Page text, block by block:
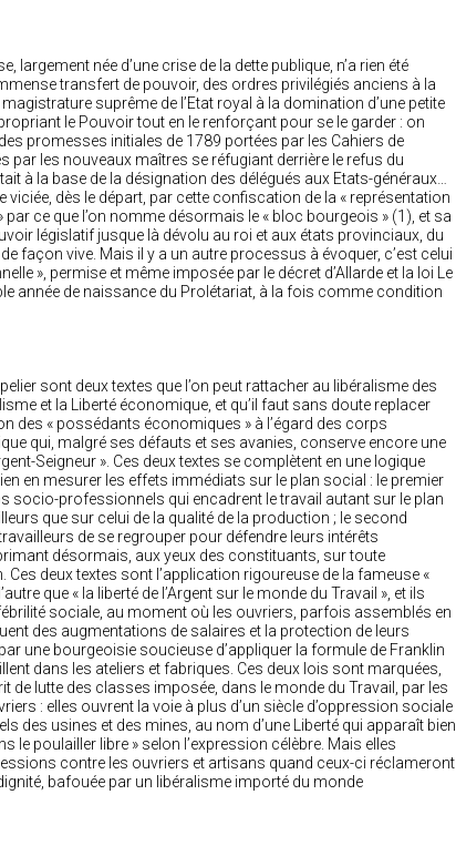
largement née d’une crise de la dette publique, n’a rien été
transfert de pouvoir, des ordres privilégiés anciens à la
suprême de l’Etat royal à la domination d’une petite
le Pouvoir tout en le renforçant pour se le garder : on
promesses initiales de 1789 portées par les Cahiers de
par les nouveaux maîtres se réfugiant derrière le refus du
à la base de la désignation des délégués aux Etats-généraux…
viciée, dès le départ, par cette confiscation de la « représentation
ce que l’on nomme désormais le « bloc bourgeois » (1), et sa
législatif jusque là dévolu au roi et aux états provinciaux, du
façon vive. Mais il y a un autre processus à évoquer, c’est celui
», permise et même imposée par le décret d’Allarde et la loi Le
année de naissance du Prolétariat, à la fois comme condition
sont deux textes que l’on peut rattacher au libéralisme des
et la Liberté économique, et qu’il faut sans doute replacer
des « possédants économiques » à l’égard des corps
qui, malgré ses défauts et ses avanies, conserve encore une
Seigneur ». Ces deux textes se complètent en une logique
en mesurer les effets immédiats sur le plan social : le premier
socio-professionnels qui encadrent le travail autant sur le plan
que sur celui de la qualité de la production ; le second
de se regrouper pour défendre leurs intérêts
désormais, aux yeux des constituants, sur toute
deux textes sont l’application rigoureuse de la fameuse «
que « la liberté de l’Argent sur le monde du Travail », et ils
sociale, au moment où les ouvriers, parfois assemblés en
des augmentations de salaires et la protection de leurs
une bourgeoisie soucieuse d’appliquer la formule de Franklin
dans les ateliers et fabriques. Ces deux lois sont marquées,
de lutte des classes imposée, dans le monde du Travail, par les
: elles ouvrent la voie à plus d’un siècle d’oppression sociale
des usines et des mines, au nom d’une Liberté qui apparaît bien
le poulailler libre » selon l’expression célèbre. Mais elles
contre les ouvriers et artisans quand ceux-ci réclameront
bafouée par un libéralisme importé du monde